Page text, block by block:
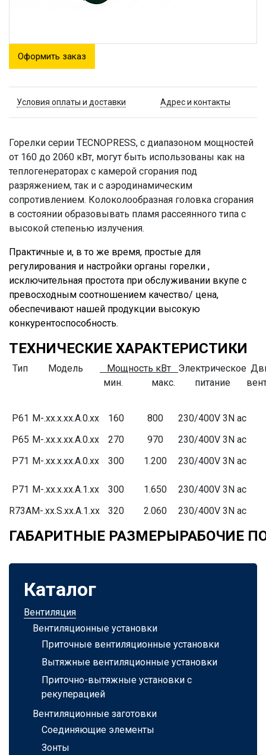
Оформить заказ
Условия оплаты и доставки Адрес и контакты
Горелки серии TECNOPRESS, с диапазоном мощностей
от 160 до 2060 кВт, могут быть использованы как на
теплогенераторах с камерой сгорания под
разряжением, так и с аэродинамическим
сопротивлением. Колоколообразная головка сгорания
в состоянии образовывать пламя рассеянного типа с
высокой степенью излучения.
Практичные и, в то же время, простые для
регулирования и настройки органы горелки ,
исключительная простота при обслуживании вкупе с
превосходным соотношением качество/ цена,
обеспечивают нашей продукции высокую
конкурентоспособность.
ТЕХНИЧЕСКИЕ ХАРАКТЕРИСТИКИ
Тип Модель
Мощность кВт
мин. макс.
Электрическое
питание
P61 M-.xx.x.xx.A.0.xx 160 800
230/400V 3N ac
P65 M-.xx.x.xx.A.0.xx 270 970
230/400V 3N ac
P71 M-.xx.x.xx.A.0.xx 300 1.200 230/400V 3N ac
P71 M-.xx.x.xx.A.1.xx 300 1.650
230/400V 3N ac
R73AM-.xx.S.xx.A.1.xx 320 2.060 230/400V 3N ac
ГАБАРИТНЫЕ РАЗМЕРЫРАБОЧИЕ
Каталог
Вентиляция
Вентиляционные установки
Приточные вентиляционные установки
Вытяжные вентиляционные установки
Приточно-вытяжные установки с
рекуперацией
Вентиляционные заготовки
Соединяющие элементы
Зонты